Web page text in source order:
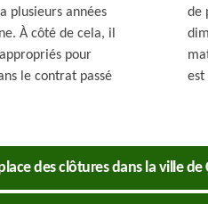
plusieurs années
À côté de cela, il
pour
le contrat passé
de
est
des clôtures dans la ville de